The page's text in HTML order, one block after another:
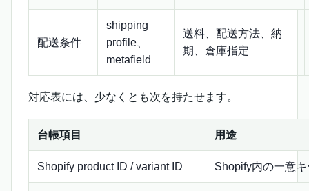
配送条件
shipping
profile、
metafield
送料、配送方法、納
期、倉庫指定
対応表には、少なくとも次を持たせます。
台帳項目 用途
Shopify product ID / variant ID Shopify内の一意キ